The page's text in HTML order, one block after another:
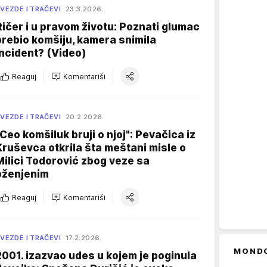
I TRAČEVI 23.3.2026.
i u pravom životu: Poznati glumac
komšiju, kamera snimila
(Video)
Reaguj Komentariši
I TRAČEVI 20.2.2026.
komšiluk bruji o njoj": Pevačica iz
otkrila šta meštani misle o
Todorović zbog veze sa
Reaguj Komentariši
I TRAČEVI 17.2.2026.
izazvao udes u kojem je poginula